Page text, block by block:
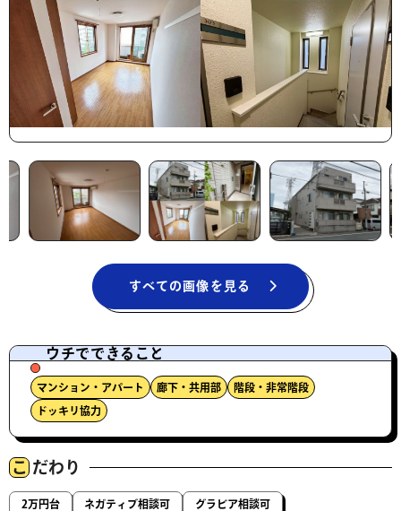
すべての画像を見る
ウチでできること
マンション・アパート 廊下・共用部 階段・非常階段
ドッキリ協力
こ だわり
2万円台 ネガティブ相談可 グラビア相談可